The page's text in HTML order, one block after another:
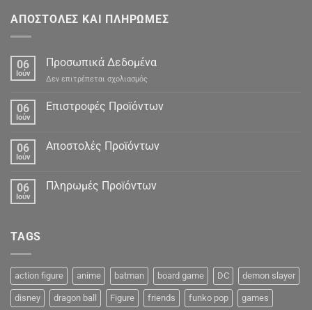
ΑΠΟΣΤΟΛΕΣ ΚΑΙ ΠΛΗΡΩΜΕΣ
06
Ιούν
Προσωπικά Δεδομένα
Δεν επιτρέπεται σχολιασμός
Δεδομένα
06
Ιούν
Επιστροφές Προϊόντων
06
Ιούν
Αποστολές Προϊόντων
06
Ιούν
Πληρωμές Προϊόντων
TAGS
action figure anime batman board game DC demon slayer
disney dragon ball Figure friends funko pop games